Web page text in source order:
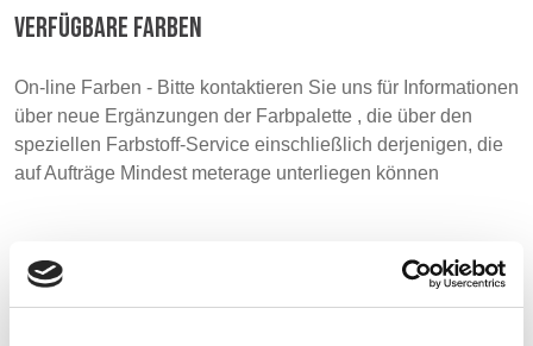
SWEDEN
VERFÜGBARE FARBEN
On-line Farben - Bitte kontaktieren Sie uns für Informationen
über neue Ergänzungen der Farbpalette , die über den
speziellen Farbstoff-Service einschließlich derjenigen, die
auf Aufträge Mindest meterage unterliegen können
Muster